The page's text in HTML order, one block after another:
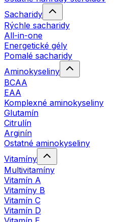
Sacharidy
Rýchle sacharidy
All-in-one
Energetické gély
Pomalé sacharidy
Aminokyseliny
BCAA
EAA
Komplexné aminokyseliny
Glutamín
Citrulín
Arginín
Ostatné aminokyseliny
Vitamíny
Multivitamíny
Vitamín A
Vitamíny B
Vitamín C
Vitamín D